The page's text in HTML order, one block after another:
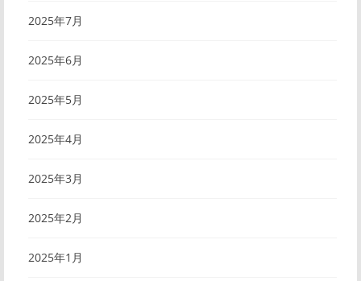
2025年7月
2025年6月
2025年5月
2025年4月
2025年3月
2025年2月
2025年1月